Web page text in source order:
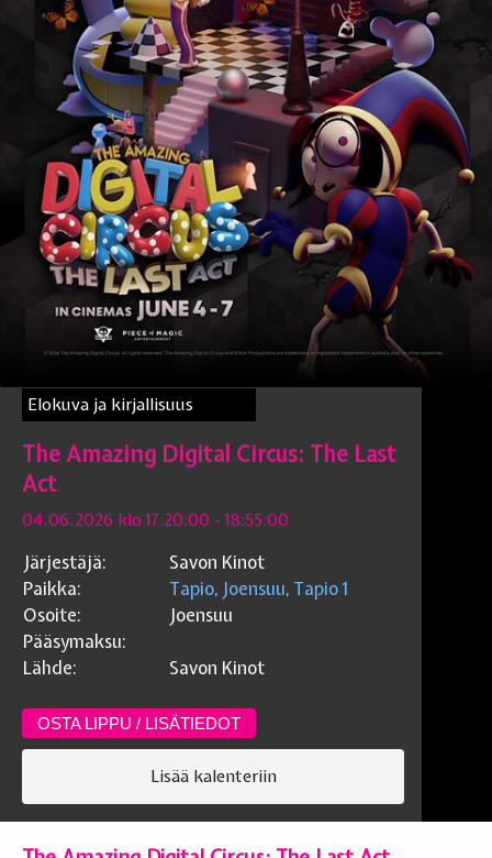
Elokuva ja kirjallisuus
The Amazing Digital Circus: The Last
Act
04.06.2026 klo 17:20:00 - 18:55:00
Järjestäjä:
Savon Kinot
Paikka:
Tapio, Joensuu, Tapio 1
Osoite:
Joensuu
Pääsymaksu:
Lähde:
Savon Kinot
OSTA LIPPU / LISÄTIEDOT
Lisää kalenteriin